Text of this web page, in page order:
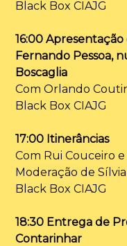
Black Box CIAJG
16:00 Apresentação
Fernando Pessoa,
Boscaglia
Com Orlando
Black Box CIAJG
17:00 Itinerâncias
Com Rui Couceiro
Moderação de
Black Box CIAJG
18:30 Entrega de
Contarinhar